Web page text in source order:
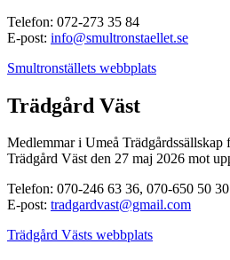
Telefon: 072-273 35 84
E-post: info@smultronstaellet.se
Smultronställets webbplats
Trädgård Väst
Medlemmar i Umeå Trädgårdssällskap
Trädgård Väst den 27 maj 2026 mot
Telefon: 070-246 63 36, 070-650 50 30
E-post: tradgardvast@gmail.com
Trädgård Västs webbplats